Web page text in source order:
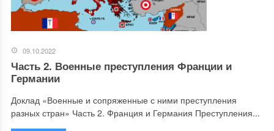
09.10.2022
Часть 2. Военные преступления Франции и
Германии
Доклад «Военные и сопряженные с ними преступления
разных стран» Часть 2. Франция и Германия Преступления...